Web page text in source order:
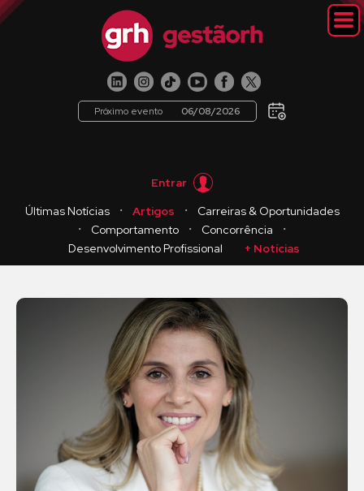
Próximo evento 06/08/2026
Entrar
Últimas Notícias
・ Artigos ・
Carreiras & Oportunidades
・
Comportamento ・ Concorrência
・
Desenvolvimento Profissional
+ Notícias